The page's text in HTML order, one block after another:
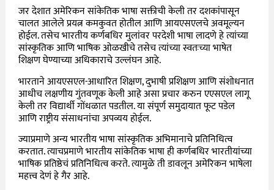
जर देशात अमेरिकन सांकेतिक भाषा सक्तीची केली तर दशकांपासून
चालत आलेले प्रयत्न कमकुवत होतील आणि आयएसएलचे अवमूल्यन
होईल. तसेच भारतीय कर्णबधिर मुलांवर परदेशी भाषा लादणे हे त्यांच्या
सांस्कृतिक आणि भाषिक ओळखीचे तसेच त्यांच्या स्वतःच्या भाषेत
शिक्षण घेण्याच्या अधिकाराचे उल्लंघन आहे.
भारताने आयएसएल-आधारित शिक्षण, दुभाषी प्रशिक्षण आणि संशोधनात
आधीच लक्षणीय गुंतवणूक केली आहे असा प्रचार करुन एएसएल लागू
केली तर विद्यार्थी गोंधळात पडतील. या संपूर्ण समुदायात फूट पडेल
आणि राष्ट्रीय संसाधनांचा अपव्यय होईल.
ज्याप्रमाणे अन्य भारतीय भाषा सांस्कृतिक अभिमानाचे प्रतिनिधित्व
करतात. त्याचप्रमाणे भारतीय सांकेतिक भाषा ही कर्णबधिर भारतीयांच्या
भाषिक प्रतिष्ठेचं प्रतिनिधित्व करते. त्यामुळे ती डावलून अमेरिकन भाषेला
महत्त्व देणं हे गैर आहे.